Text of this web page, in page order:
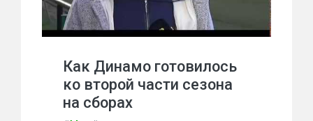
Как Динамо готовилось
ко второй части сезона
на сборах